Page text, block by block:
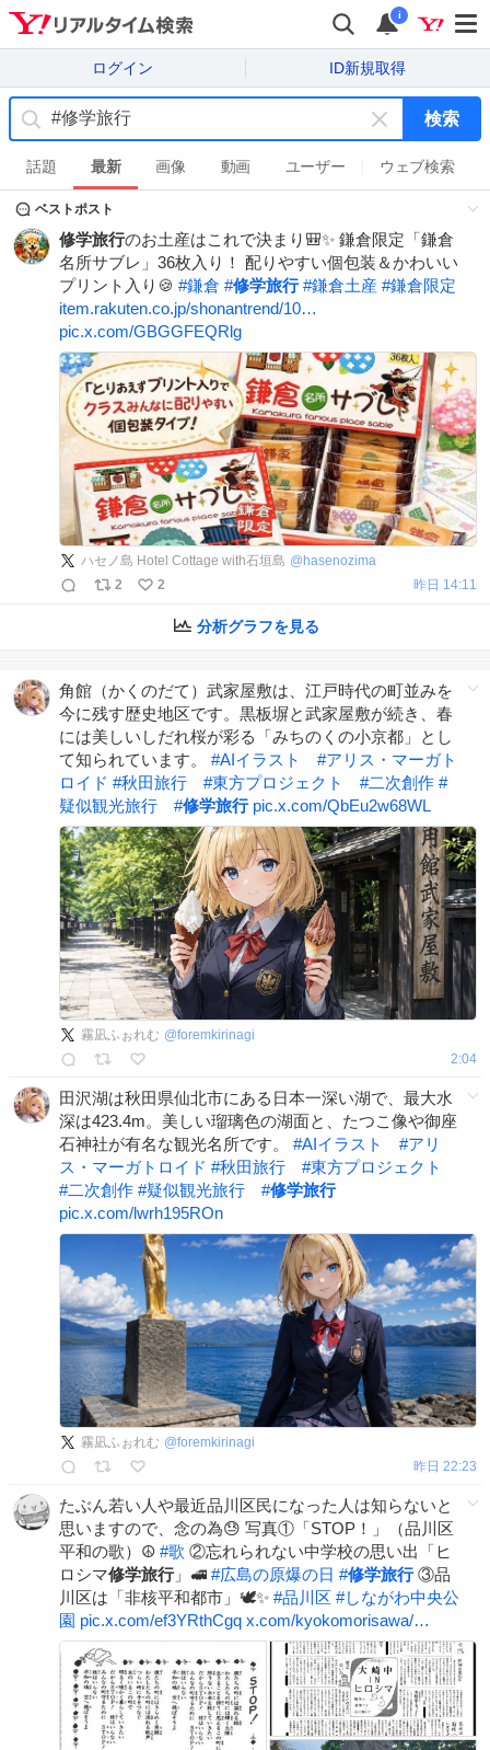
i
ログイン ID新規取得
キ
ー
ワ
ド
を
消
検索
話題 最新 画像 動画 ユーザー ウェブ検索
ベストポスト
修学旅行のお土産はこれで決まり🎒✨ 鎌倉限定「鎌倉
名所サブレ」36枚入り！ 配りやすい個包装＆かわいい
プリント入り🍪 #鎌倉 #修学旅行 #鎌倉土産 #鎌倉限定
item.rakuten.co.jp/shonantrend/10…
pic.x.com/GBGGFEQRlg
ハセノ島 Hotel Cottage with石垣島 @ hasenozima
2
2 昨日 14:11
分析グラフを見る
角館（かくのだて）武家屋敷は、江戸時代の町並みを
今に残す歴史地区です。黒板塀と武家屋敷が続き、春
には美しいしだれ桜が彩る「みちのくの小京都」とし
て知られています。 #AIイラスト #アリス・マーガト
ロイド #秋田旅行 #東方プロジェクト #二次創作 #
疑似観光旅行
#修学旅行 pic.x.com/QbEu2w68WL
霧凪ふぉれむ @foremkirinagi
2:04
田沢湖は秋田県仙北市にある日本一深い湖で、最大水
深は423.4m。美しい瑠璃色の湖面と、たつこ像や御座
石神社が有名な観光名所です。 #AIイラスト #アリ
ス・マーガトロイド #秋田旅行 #東方プロジェクト
#二次創作 #疑似観光旅行 #修学旅行
pic.x.com/lwrh195ROn
霧凪ふぉれむ @foremkirinagi
昨日 22:23
たぶん若い人や最近品川区民になった人は知らないと
思いますので、念の為😓 写真①「STOP！」（品川区
平和の歌）☮️ #歌 ②忘れられない中学校の思い出「ヒ
ロシマ修学旅行」🚅 #広島の原爆の日 #修学旅行③品
川区は「非核平和都市」🕊️✨ #品川区 #しながわ中央公
園 pic.x.com/ef3YRthCgq x.com/kyokomorisawa/…